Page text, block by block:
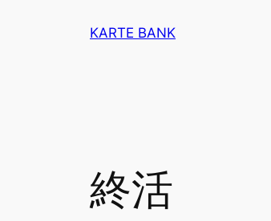
KARTE BANK
終活